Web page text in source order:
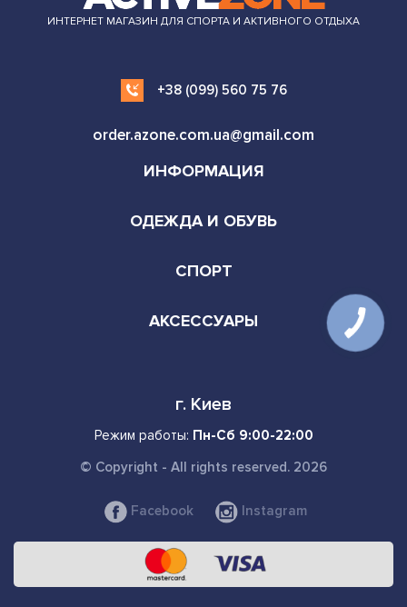
ИНТЕРНЕТ МАГАЗИН ДЛЯ СПОРТА И АКТИВНОГО ОТДЫХА
+38 (099) 560 75 76
order.azone.com.ua@gmail.com
ИНФОРМАЦИЯ
ОДЕЖДА И ОБУВЬ
СПОРТ
АКСЕССУАРЫ
г. Киев
Режим работы: Пн-Сб 9:00-22:00
© Copyright - All rights reserved. 2026
Facebook Instagram